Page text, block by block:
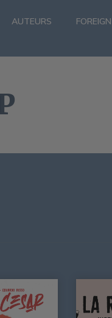
AUTEURS